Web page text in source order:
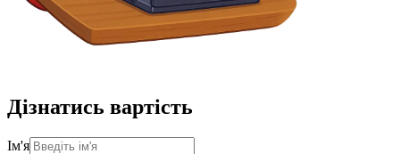
Дізнатись вартість
Ім'я